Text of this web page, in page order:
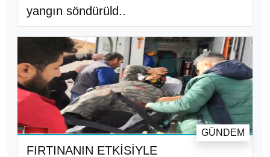
yangın söndürüld..
FIRTINANIN ETKİSİYLE
GÜNDEM